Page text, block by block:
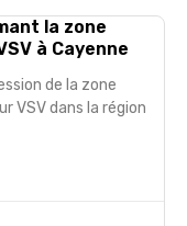
la zone
à Cayenne
de la zone
VSV dans la région